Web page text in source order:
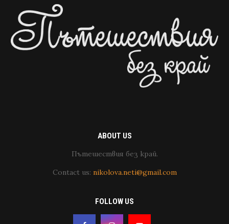
ABOUT US
Пътешествия без край.
Contact us: nikolova.neti@gmail.com
FOLLOW US